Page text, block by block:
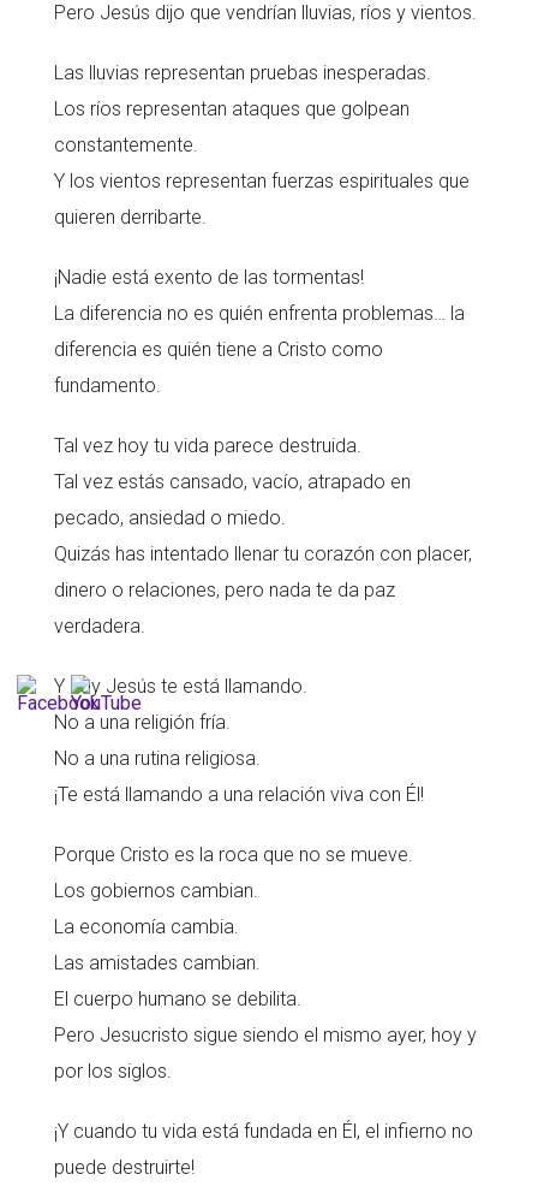
Pero Jesús dijo que vendrían lluvias, ríos y vientos.
Las lluvias representan pruebas inesperadas.
Los ríos representan ataques que golpean
constantemente.
Y los vientos representan fuerzas espirituales que
quieren derribarte.
¡Nadie está exento de las tormentas!
La diferencia no es quién enfrenta problemas… la
diferencia es quién tiene a Cristo como
fundamento.
Tal vez hoy tu vida parece destruida.
Tal vez estás cansado, vacío, atrapado en
pecado, ansiedad o miedo.
Quizás has intentado llenar tu corazón con placer,
dinero o relaciones, pero nada te da paz
verdadera.
Y hoy Jesús te está llamando.
No a una religión fría.
No a una rutina religiosa.
¡Te está llamando a una relación viva con Él!
Porque Cristo es la roca que no se mueve.
Los gobiernos cambian.
La economía cambia.
Las amistades cambian.
El cuerpo humano se debilita.
Pero Jesucristo sigue siendo el mismo ayer, hoy y
por los siglos.
¡Y cuando tu vida está fundada en Él, el infierno no
puede destruirte!